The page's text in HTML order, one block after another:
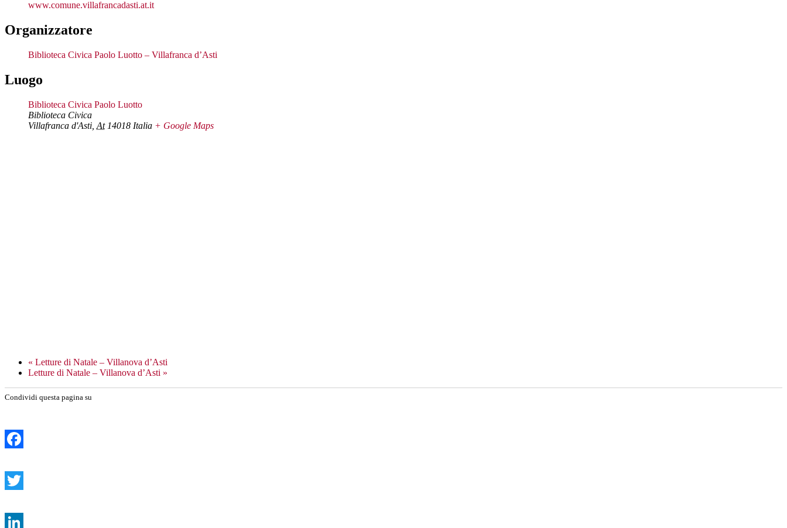
www.comune.villafrancadasti.at.it
Organizzatore
Biblioteca Civica Paolo Luotto – Villafranca d’Asti
Luogo
Biblioteca Civica Paolo Luotto
Biblioteca Civica
Villafranca d'Asti At 14018 Italia + Google Maps
« Letture di Natale – Villanova d’Asti
Letture di Natale – Villanova d’Asti »
Condividi questa pagina su